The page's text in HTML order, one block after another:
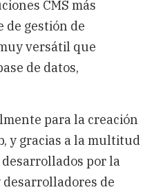
CMS más
de gestión de
versátil que
de datos,
para la creación
y gracias a la multitud
por la
de